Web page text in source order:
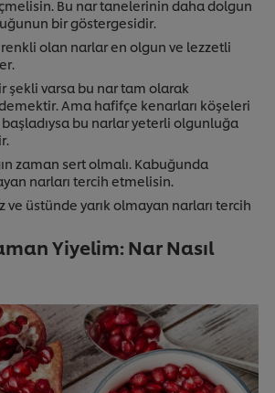
Bu nar tanelerinin daha dolgun
bir göstergesidir.
olan narlar en olgun ve lezzetli
şekli varsa bu nar tam olarak
Ama hafifçe kenarları köşeleri
bu narlar yeterli olgunluğa
zaman sert olmalı. Kabuğunda
narları tercih etmelisin.
ve üstünde yarık olmayan narları tercih
Yiyelim: Nar Nasıl